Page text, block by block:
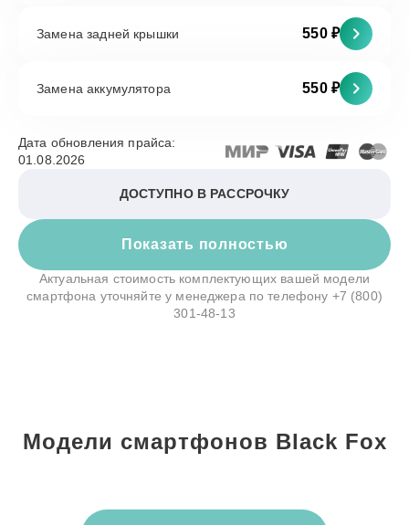
Замена задней крышки 550 ₽
Замена аккумулятора 550 ₽
Показать полностью
Дата обновления прайса:
01.08.2026
ДОСТУПНО В РАССРОЧКУ
Актуальная стоимость комплектующих вашей модели
смартфона уточняйте у менеджера по телефону +7 (800)
301-48-13
Модели смартфонов Black Fox